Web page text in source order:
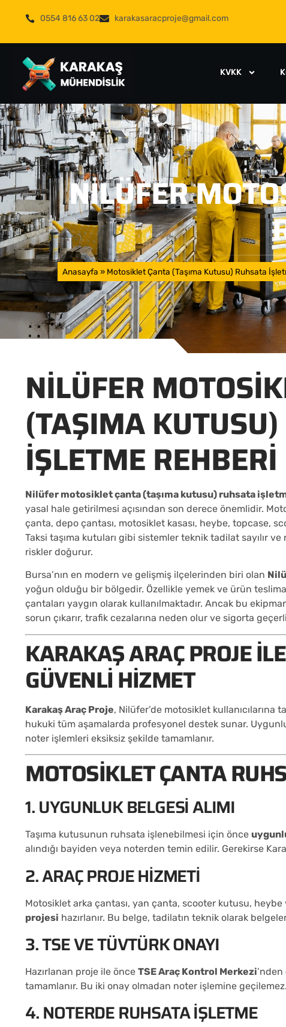
0554 816 63 02 karakasaracproje@gmail.com
KVKK
NILÜFER
Anasayfa » Motosiklet Çanta (Taşıma Kutusu) Ruhsata
NILÜFER
(TAŞIMA
İŞLETME REHBERI
Nilüfer motosiklet çanta (taşıma kutusu) ruhsata
yasal hale getirilmesi açısından son derece önemlidir.
çanta, depo çantası, motosiklet kasası, heybe, topcase,
Taksi taşıma kutuları gibi sistemler teknik tadilat sayılır
riskler doğurur.
Bursa’nın en modern ve gelişmiş ilçelerinden biri olan
yoğun olduğu bir bölgedir. Özellikle yemek ve ürün
çantaları yaygın olarak kullanılmaktadır. Ancak bu
sorun çıkarır, trafik cezalarına neden olur ve sigorta
KARAKAŞ ARAÇ PROJE
GÜVENLI HIZMET
Karakaş Araç Proje, Nilüfer’de motosiklet
hukuki tüm aşamalarda profesyonel destek sunar.
noter işlemleri eksiksiz şekilde tamamlanır.
MOTOSIKLET ÇANTA
1. UYGUNLUK BELGESI ALIMI
Taşıma kutusunun ruhsata işlenebilmesi için önce
alındığı bayiden veya noterden temin edilir. Gerekirse
2. ARAÇ PROJE HIZMETI
Motosiklet arka çantası, yan çanta, scooter kutusu,
projesi hazırlanır. Bu belge, tadilatın teknik olarak
3. TSE VE TÜVTÜRK ONAYI
Hazırlanan proje ile önce TSE Araç Kontrol Merkezi’nden
tamamlanır. Bu iki onay olmadan noter işlemine geçilemez.
4. NOTERDE RUHSATA İŞLETME